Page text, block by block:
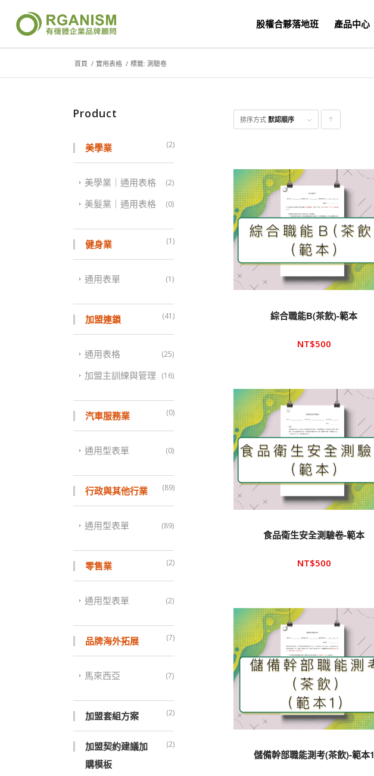
股權合夥落地班 產品中心
首頁 / 實用表格 / 標籤: 測驗卷
排序方式 默認順序
綜合職能B(茶飲)-範本
NT$500
食品衛生安全測驗卷-範本
NT$500
儲備幹部職能測考(茶飲)-範本1
Product
美學業 (2)
美學業｜通用表格 (2)
美髮業｜通用表格 (0)
健身業 (1)
通用表單 (1)
加盟連鎖 (41)
通用表格 (25)
加盟主訓練與管理 (16)
汽車服務業 (0)
通用型表單 (0)
行政與其他行業 (89)
通用型表單 (89)
零售業 (2)
通用型表單 (2)
品牌海外拓展 (7)
馬來西亞 (7)
加盟套組方案 (2)
加盟契約建議加
購模板
(2)